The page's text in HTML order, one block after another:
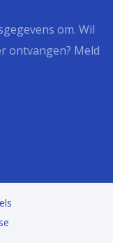
om. Wil
ontvangen? Meld